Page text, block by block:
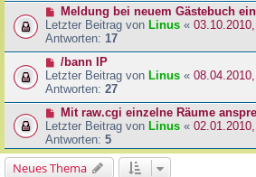
Meldung bei neuem Gästebuch
Letzter Beitrag von Linus «
Antworten: 17
/bann IP
Letzter Beitrag von Linus «
Antworten: 27
Mit raw.cgi einzelne Räume
Letzter Beitrag von Linus «
Antworten: 5
Neues Thema